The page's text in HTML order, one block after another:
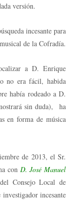
versión.
incesante para
de la Cofradía.
a D. Enrique
no era fácil, habida
había rodeado a D.
sin duda), ha
en forma de música
de 2013, el Sr.
con D. José Manuel
Consejo Local de
incesante